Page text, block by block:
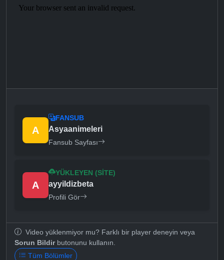
A
FANSUB
Asyaanimeleri
Fansub Sayfası
A
YÜKLEYEN (SITE)
ayyildizbeta
Profili Gör
Video yüklenmiyor mu? Farklı bir player deneyin veya
Sorun Bildirbutonunu kullanın.
Tüm Bölümler